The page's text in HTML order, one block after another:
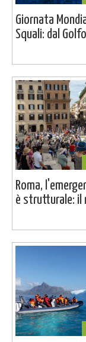
Giornata
Squali: dal
Roma,
è strutturale: il